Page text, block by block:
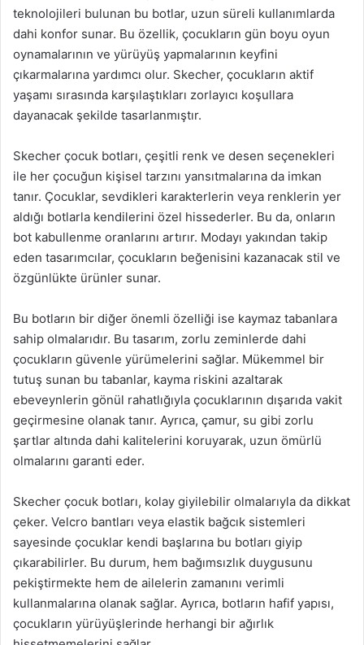
teknolojileri bulunan bu botlar, uzun süreli kullanımlarda
dahi konfor sunar. Bu özellik, çocukların gün boyu oyun
oynamalarının ve yürüyüş yapmalarının keyfini
çıkarmalarına yardımcı olur. Skecher, çocukların aktif
yaşamı sırasında karşılaştıkları zorlayıcı koşullara
dayanacak şekilde tasarlanmıştır.
Skecher çocuk botları, çeşitli renk ve desen seçenekleri
ile her çocuğun kişisel tarzını yansıtmalarına da imkan
tanır. Çocuklar, sevdikleri karakterlerin veya renklerin yer
aldığı botlarla kendilerini özel hissederler. Bu da, onların
bot kabullenme oranlarını artırır. Modayı yakından takip
eden tasarımcılar, çocukların beğenisini kazanacak stil ve
özgünlükte ürünler sunar.
Bu botların bir diğer önemli özelliği ise kaymaz tabanlara
sahip olmalarıdır. Bu tasarım, zorlu zeminlerde dahi
çocukların güvenle yürümelerini sağlar. Mükemmel bir
tutuş sunan bu tabanlar, kayma riskini azaltarak
ebeveynlerin gönül rahatlığıyla çocuklarının dışarıda vakit
geçirmesine olanak tanır. Ayrıca, çamur, su gibi zorlu
şartlar altında dahi kalitelerini koruyarak, uzun ömürlü
olmalarını garanti eder.
Skecher çocuk botları, kolay giyilebilir olmalarıyla da dikkat
çeker. Velcro bantları veya elastik bağcık sistemleri
sayesinde çocuklar kendi başlarına bu botları giyip
çıkarabilirler. Bu durum, hem bağımsızlık duygusunu
pekiştirmekte hem de ailelerin zamanını verimli
kullanmalarına olanak sağlar. Ayrıca, botların hafif yapısı,
çocukların yürüyüşlerinde herhangi bir ağırlık